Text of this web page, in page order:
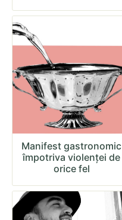
Manifest gastronomic
împotriva violenței de
orice fel